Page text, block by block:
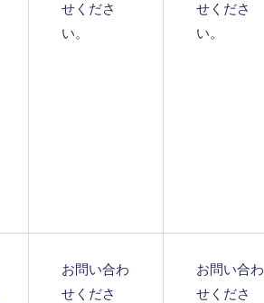
せくださ
い。
せくださ
い。
お問い合わ
せくださ
お問い合わ
せくださ